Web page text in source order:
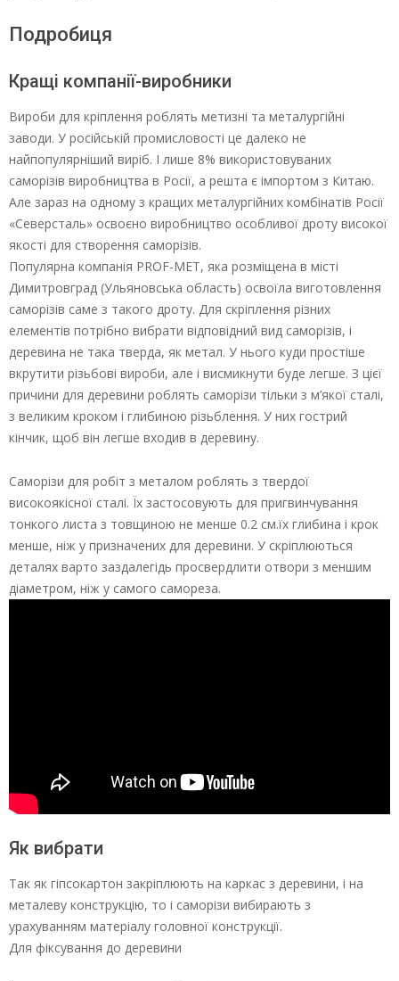
Подробиця
Кращі компанії-виробники
Вироби для кріплення роблять метизні та металургійні
заводи. У російській промисловості це далеко не
найпопулярніший виріб. І лише 8% використовуваних
саморізів виробництва в Росії, а решта є імпортом з Китаю.
Але зараз на одному з кращих металургійних комбінатів Росії
«Северсталь» освоєно виробництво особливої дроту високої
якості для створення саморізів.
Популярна компанія РRОF-МЕТ, яка розміщена в місті
Димитровград (Ульяновська область) освоїла виготовлення
саморізів саме з такого дроту. Для скріплення різних
елементів потрібно вибрати відповідний вид саморізів, і
деревина не така тверда, як метал. У нього куди простіше
вкрутити різьбові вироби, але і висмикнути буде легше. З цієї
причини для деревини роблять саморізи тільки з м’якої сталі,
з великим кроком і глибиною різьблення. У них гострий
кінчик, щоб він легше входив в деревину.
Саморізи для робіт з металом роблять з твердої
високоякісної сталі. Їх застосовують для пригвинчування
тонкого листа з товщиною не менше 0.2 см.їх глибина і крок
менше, ніж у призначених для деревини. У скріплюються
деталях варто заздалегідь просвердлити отвори з меншим
діаметром, ніж у самого самореза.
Як вибрати
Так як гіпсокартон закріплюють на каркас з деревини, і на
металеву конструкцію, то і саморізи вибирають з
урахуванням матеріалу головної конструкції.
Для фіксування до деревини